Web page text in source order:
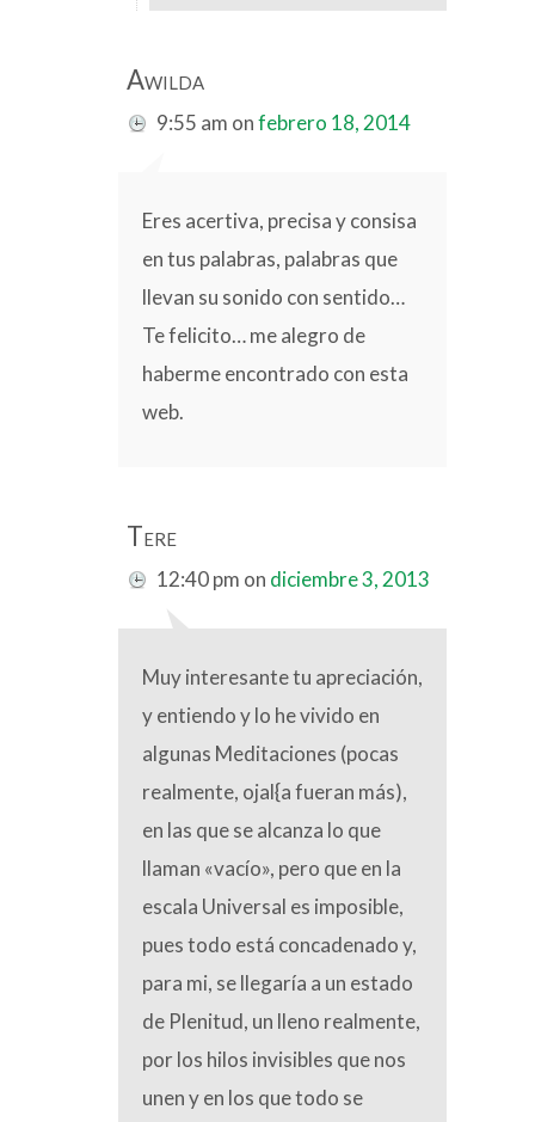
Awilda
9:55 am onfebrero 18, 2014
Eres acertiva, precisa y consisa
en tus palabras, palabras que
llevan su sonido con sentido…
Te felicito… me alegro de
haberme encontrado con esta
web.
Tere
12:40 pm on diciembre 3, 2013
Muy interesante tu apreciación,
y entiendo y lo he vivido en
algunas Meditaciones (pocas
realmente, ojal{a fueran más),
en las que se alcanza lo que
llaman «vacío», pero que en la
escala Universal es imposible,
pues todo está concadenado y,
para mi, se llegaría a un estado
de Plenitud, un lleno realmente,
por los hilos invisibles que nos
unen y en los que todo se